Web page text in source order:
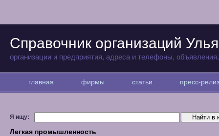
Справочник организаций
организации и предприятия, адреса и телефоны,
главная фирмы статьи пресс-
Я ищу:
Легкая промышленность